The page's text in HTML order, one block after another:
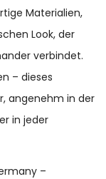
Materialien,
Look, der
verbindet.
– dieses
angenehm in der
in jeder
–